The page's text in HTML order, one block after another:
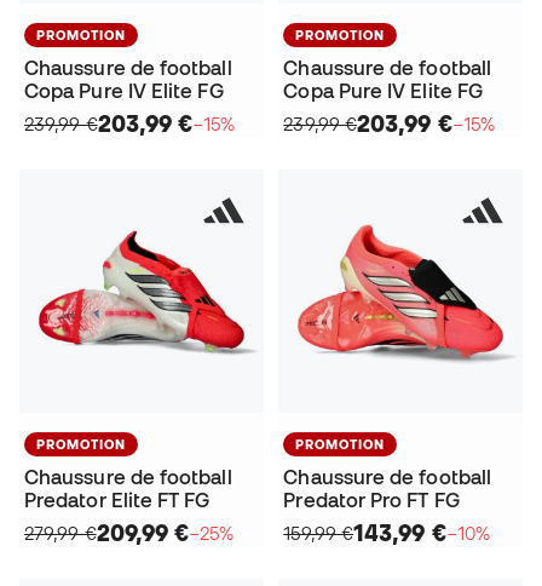
PROMOTION
Chaussure de football
Copa Pure IV Elite FG
239,99 €203,99 €−15%
PROMOTION
Chaussure de football
Copa Pure IV Elite FG
239,99 €203,99 €−15%
PROMOTION
Chaussure de football
Predator Elite FT FG
279,99 €209,99 €−25%
PROMOTION
Chaussure de football
Predator Pro FT FG
159,99 €143,99 €−10%